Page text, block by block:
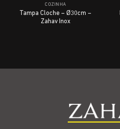
COZINHA
Tampa Cloche – Ø30cm –
Zahav Inox